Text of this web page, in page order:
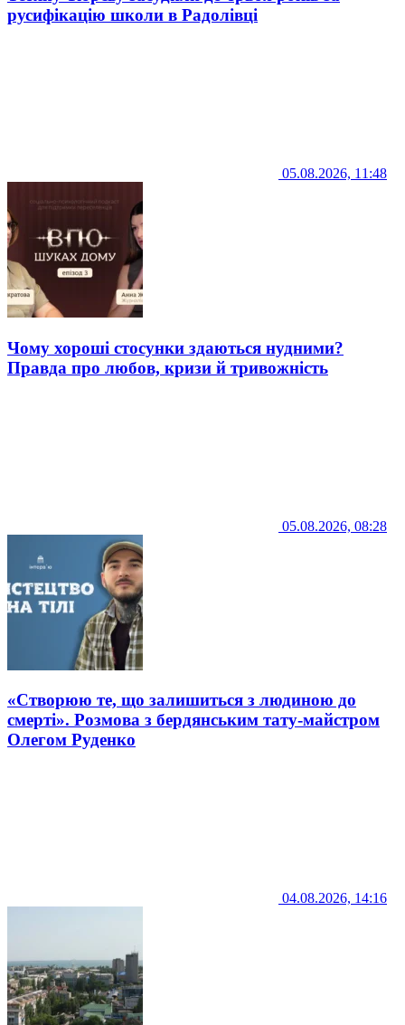
русифікацію школи в Радолівці
05.08.2026, 11:48
Чому хороші стосунки здаються нудними?
Правда про любов, кризи й тривожність
05.08.2026, 08:28
«Створюю те, що залишиться з людиною до
смерті». Розмова з бердянським тату-майстром
Олегом Руденко
04.08.2026, 14:16